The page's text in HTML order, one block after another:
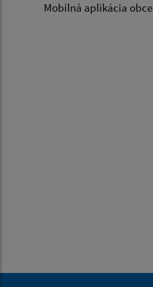
Mobilná aplikácia obce